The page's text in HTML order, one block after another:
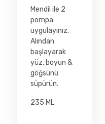
Mendil ile 2
pompa
uygulayınız.
Alından
başlayarak
yüz, boyun &
göğsünü
süpürün.
235 ML